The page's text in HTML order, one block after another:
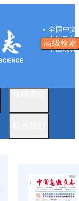
全国中文
中国科技
中国农林
高级检索